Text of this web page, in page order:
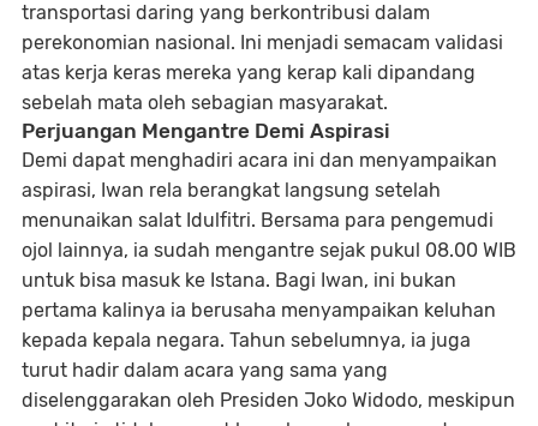
transportasi daring yang berkontribusi dalam
perekonomian nasional. Ini menjadi semacam validasi
atas kerja keras mereka yang kerap kali dipandang
sebelah mata oleh sebagian masyarakat.
Perjuangan Mengantre Demi Aspirasi
Demi dapat menghadiri acara ini dan menyampaikan
aspirasi, Iwan rela berangkat langsung setelah
menunaikan salat Idulfitri. Bersama para pengemudi
ojol lainnya, ia sudah mengantre sejak pukul 08.00 WIB
untuk bisa masuk ke Istana. Bagi Iwan, ini bukan
pertama kalinya ia berusaha menyampaikan keluhan
kepada kepala negara. Tahun sebelumnya, ia juga
turut hadir dalam acara yang sama yang
diselenggarakan oleh Presiden Joko Widodo, meskipun